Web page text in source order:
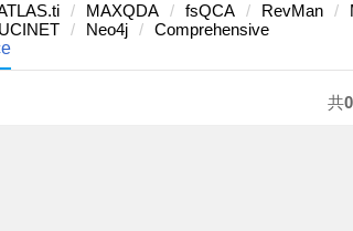
MAXQDA fsQCA RevMan
UCINET Neo4j
Comprehensive
共0